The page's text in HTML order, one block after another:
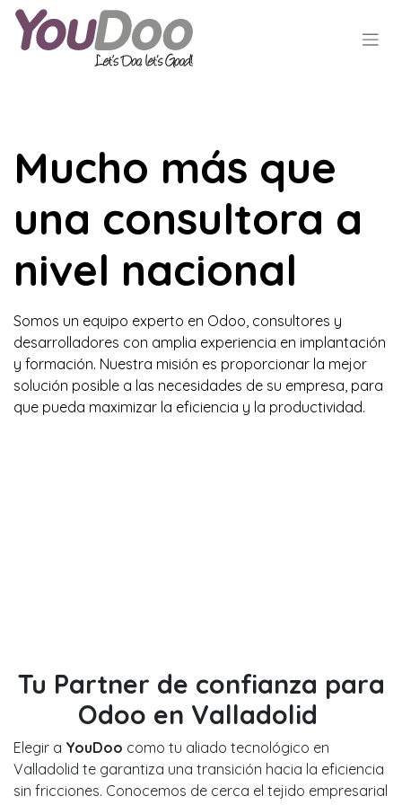
Mucho más que
una consultora a
nivel nacional
Somos un equipo experto en Odoo, consultores y
desarrolladores con amplia experiencia en implantación
y formación. Nuestra misión es proporcionar la mejor
solución posible a las necesidades de su empresa, para
que pueda maximizar la eficiencia y la productividad.
Tu Partner de confianza para
Odoo en Valladolid
Elegir a YouDoo como tu aliado tecnológico en
Valladolid te garantiza una transición hacia la eficiencia
sin fricciones. Conocemos de cerca el tejido empresarial